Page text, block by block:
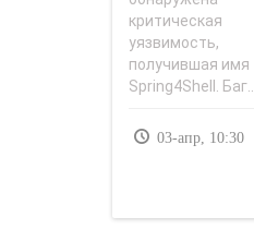
критическая
уязвимость,
получившая имя
Spring4Shell. Баг..
03-апр, 10:30